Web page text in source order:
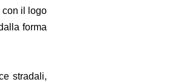
con il logo
forma
stradali,